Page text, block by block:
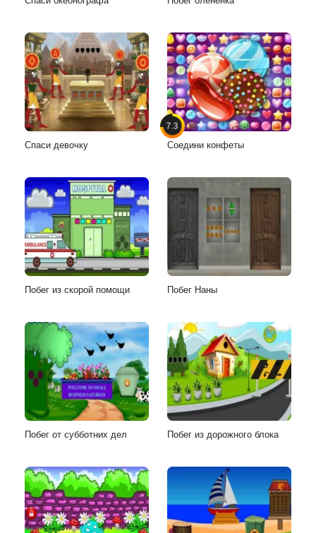
Спаси девочку
7.3
Соедини конфеты
Побег из скорой помощи Побег Наны
Побег от субботних дел Побег из дорожного блока